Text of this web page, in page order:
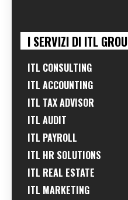
I SERVIZI DI ITL
ITL CONSULTING
ITL ACCOUNTING
ITL TAX ADVISOR
ITL AUDIT
ITL PAYROLL
ITL HR SOLUTIONS
ITL REAL ESTATE
ITL MARKETING